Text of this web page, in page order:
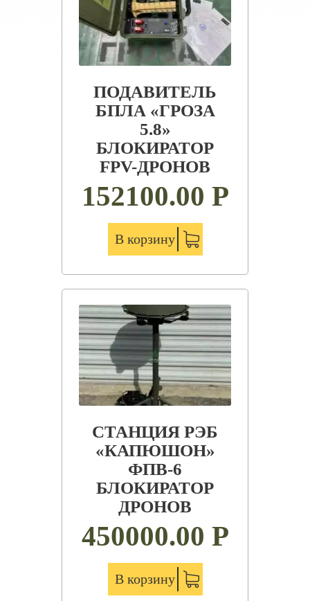
ПОДАВИТЕЛЬ
БПЛА «ГРОЗА
5.8»
БЛОКИРАТОР
FPV-ДРОНОВ
152100.00 Р
В корзину
СТАНЦИЯ РЭБ
«КАПЮШОН»
ФПВ-6
БЛОКИРАТОР
ДРОНОВ
450000.00 Р
В корзину